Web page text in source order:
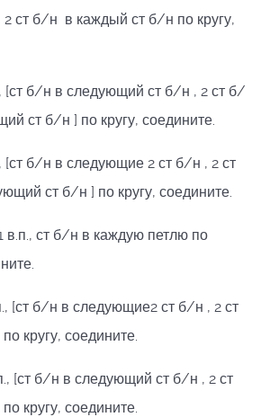
2 ст б/н в каждый ст б/н по кругу,
[ст б/н в следующий ст б/н , 2 ст б/
ст б/н ] по кругу, соедините.
[ст б/н в следующие 2 ст б/н , 2 ст
ст б/н ] по кругу, соедините.
в.п., ст б/н в каждую петлю по
[ст б/н в следующие2 ст б/н , 2 ст
кругу, соедините.
[ст б/н в следующий ст б/н , 2 ст
кругу, соедините.